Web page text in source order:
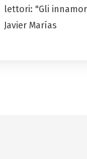
lettori: "Gli
Javier Marías